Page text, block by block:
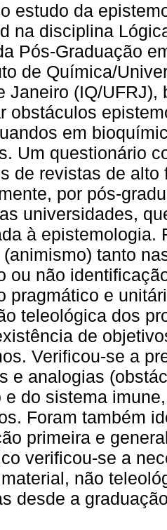
estudo da
na disciplina
Pós-Graduação
de Química/
Janeiro (IQ/UFRJ),
obstáculos
em
Um questionário
de revistas de
por pós-
universidades,
à epistemologia.
tanto
ou não
pragmático e
teleológica dos
de
Verificou-se a
e analogias
e do sistema
Foram também
primeira e
verificou-se a
não
desde a